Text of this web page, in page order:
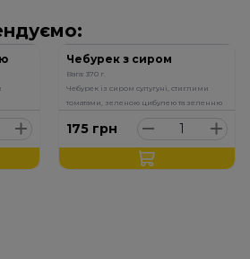
Чебурек з сиром
Вага: 370 г.
Чебурек із сиром сулугуні, стиглими
томатами, зеленою цибулею та зеленню
175 грн